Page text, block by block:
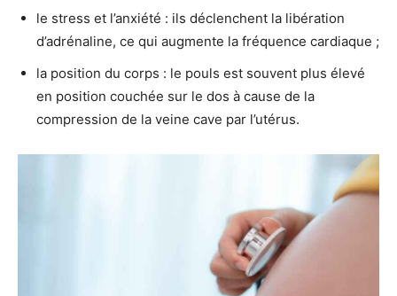
le stress et l’anxiété : ils déclenchent la libération
d’adrénaline, ce qui augmente la fréquence cardiaque ;
la position du corps : le pouls est souvent plus élevé
en position couchée sur le dos à cause de la
compression de la veine cave par l’utérus.